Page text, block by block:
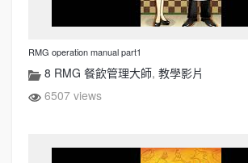
RMG operation manual part1
8 RMG 餐飲管理大師, 教學影片
6507 views